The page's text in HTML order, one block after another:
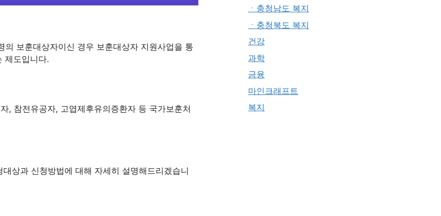
보훈대상자이신 경우 보훈대상자 지원사업을 통
제도입니다.
, 참전유공자, 고엽제후유의증환자 등 국가보훈처
상과 신청방법에 대해 자세히 설명해드리겠습니
ㆍ충청남도 복지
ㆍ충청북도 복지
건강
과학
금융
마인크래프트
복지